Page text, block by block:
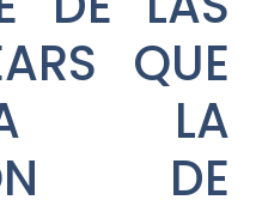
QUE
LA
DE